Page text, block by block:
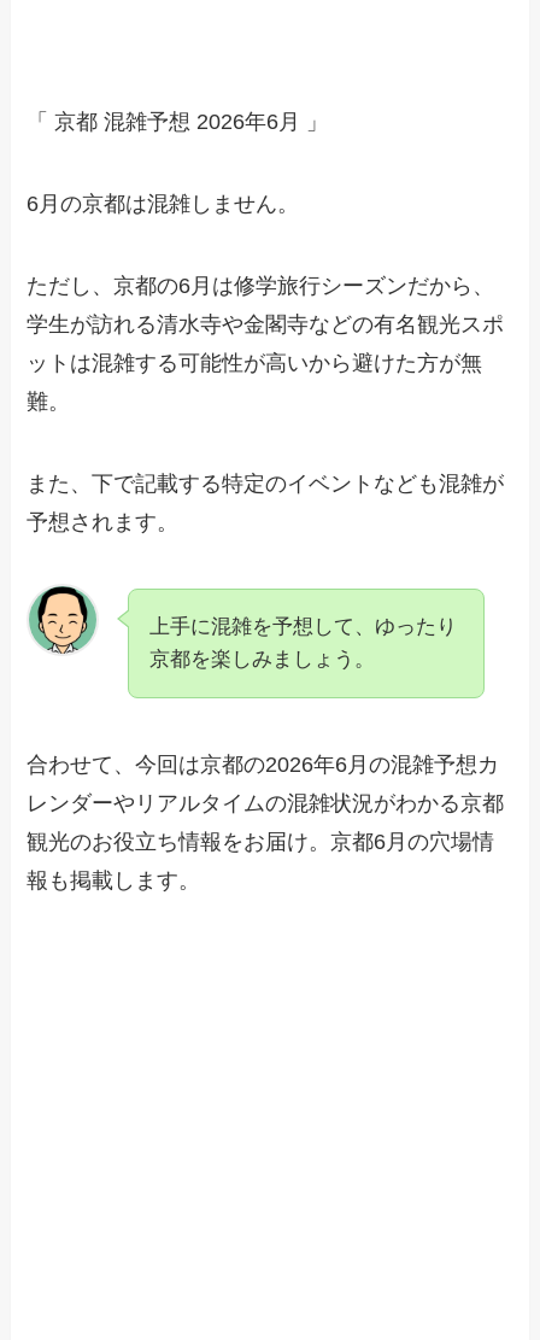
「 京都 混雑予想 2026年6月 」
6月の京都は混雑しません。
ただし、京都の6月は修学旅行シーズンだから、
学生が訪れる清水寺や金閣寺などの有名観光スポ
ットは混雑する可能性が高いから避けた方が無
難。
また、下で記載する特定のイベントなども混雑が
予想されます。
上手に混雑を予想して、ゆったり
京都を楽しみましょう。
合わせて、今回は京都の2026年6月の混雑予想カ
レンダーやリアルタイムの混雑状況がわかる京都
観光のお役立ち情報をお届け。京都6月の穴場情
報も掲載します。